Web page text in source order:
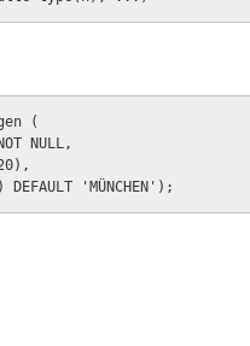
(
NULL,
'MÜNCHEN');